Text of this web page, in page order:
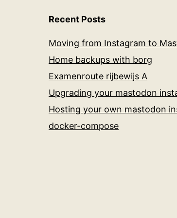
Recent Posts
Moving from Instagram to
Home backups with borg
Examenroute rijbewijs A
Upgrading your mastodon
Hosting your own mastodon
docker-compose